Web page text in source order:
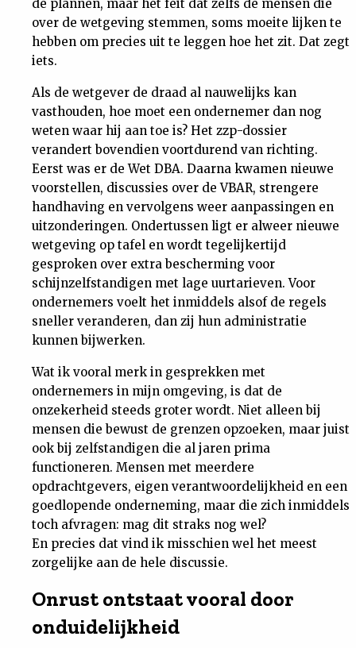
de plannen, maar het feit dat zelfs de mensen die
over de wetgeving stemmen, soms moeite lijken te
hebben om precies uit te leggen hoe het zit. Dat zegt
iets.
Als de wetgever de draad al nauwelijks kan
vasthouden, hoe moet een ondernemer dan nog
weten waar hij aan toe is? Het zzp-dossier
verandert bovendien voortdurend van richting.
Eerst was er de Wet DBA. Daarna kwamen nieuwe
voorstellen, discussies over de VBAR, strengere
handhaving en vervolgens weer aanpassingen en
uitzonderingen. Ondertussen ligt er alweer nieuwe
wetgeving op tafel en wordt tegelijkertijd
gesproken over extra bescherming voor
schijnzelfstandigen met lage uurtarieven. Voor
ondernemers voelt het inmiddels alsof de regels
sneller veranderen, dan zij hun administratie
kunnen bijwerken.
Wat ik vooral merk in gesprekken met
ondernemers in mijn omgeving, is dat de
onzekerheid steeds groter wordt. Niet alleen bij
mensen die bewust de grenzen opzoeken, maar juist
ook bij zelfstandigen die al jaren prima
functioneren. Mensen met meerdere
opdrachtgevers, eigen verantwoordelijkheid en een
goedlopende onderneming, maar die zich inmiddels
toch afvragen: mag dit straks nog wel?
En precies dat vind ik misschien wel het meest
zorgelijke aan de hele discussie.
Onrust ontstaat vooral door
onduidelijkheid